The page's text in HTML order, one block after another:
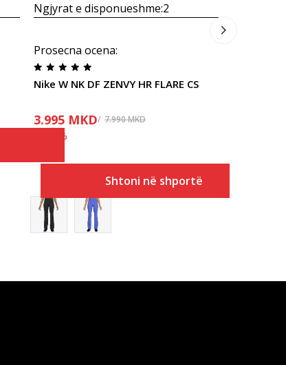
Ngjyrat e disponueshme:2
Prosecna ocena:
Nike W NK DF ZENVY HR FLARE CS
3.995 MKD 7.990MKD
%
Shtoni në shportë